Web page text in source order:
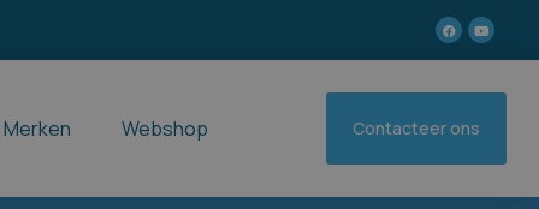
Merken Webshop Contacteer ons